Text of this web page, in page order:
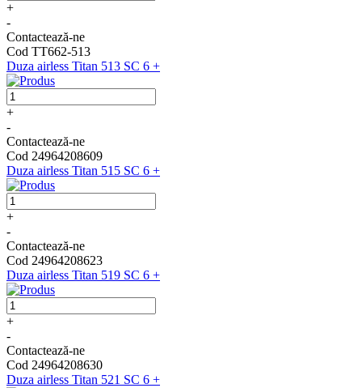
+
-
Contactează-ne
Cod TT662-513
Duza airless Titan 513 SC 6 +
+
-
Contactează-ne
Cod 24964208609
Duza airless Titan 515 SC 6 +
+
-
Contactează-ne
Cod 24964208623
Duza airless Titan 519 SC 6 +
+
-
Contactează-ne
Cod 24964208630
Duza airless Titan 521 SC 6 +